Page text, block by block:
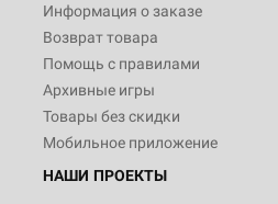
Информация о заказе
Возврат товара
Помощь с правилами
Архивные игры
Товары без скидки
Мобильное приложение
НАШИ ПРОЕКТЫ